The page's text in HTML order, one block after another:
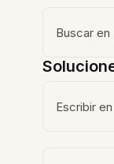
Buscar en
Escribir